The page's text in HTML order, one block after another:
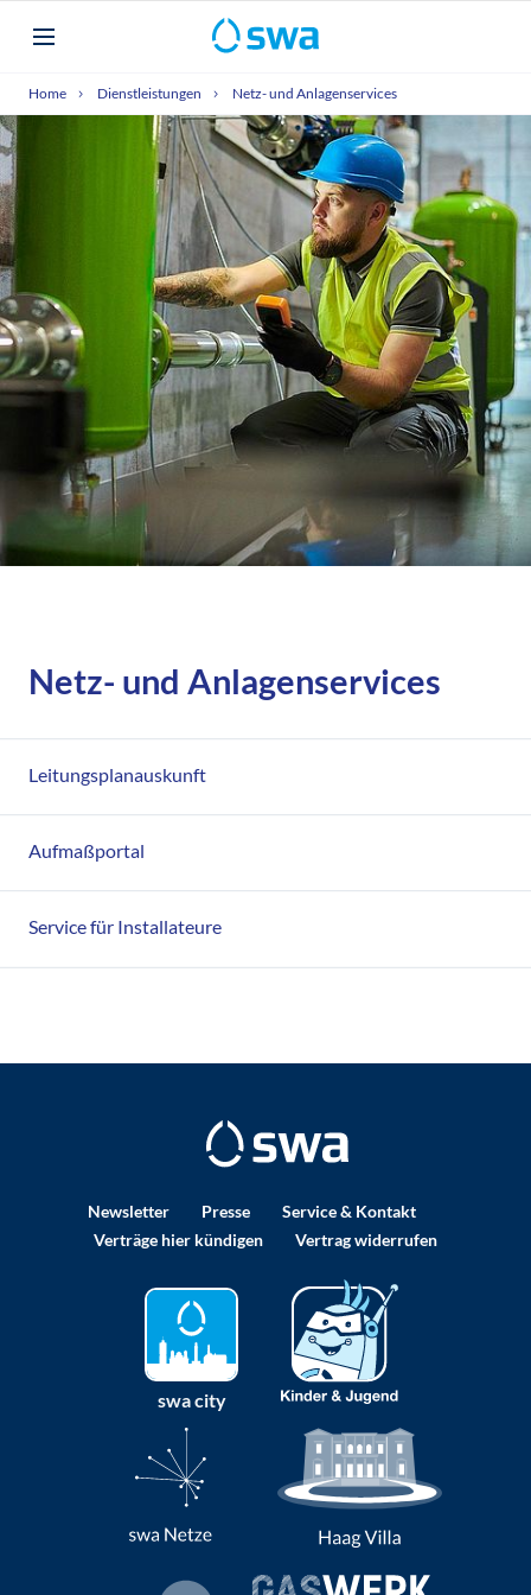
Home Dienstleistungen Netz- und Anlagenservices
Netz- und Anlagenservices
Leitungsplanauskunft
Aufmaßportal
Service für Installateure
Newsletter Presse
Service & Kontakt
Verträge hier kündigen
Vertrag widerrufen
swa city